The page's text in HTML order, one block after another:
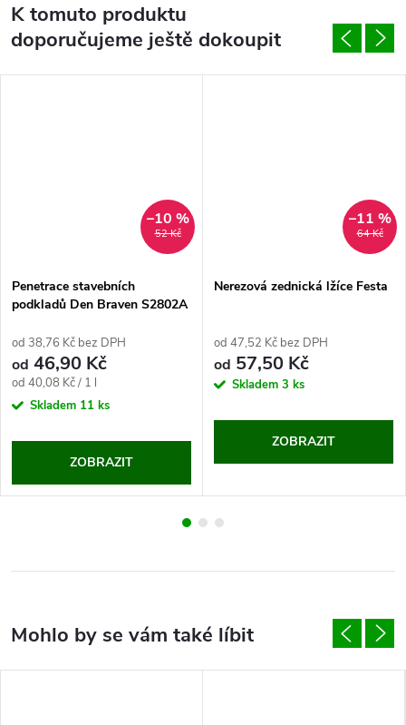
K tomuto produktu
doporučujeme ještě dokoupit
52 Kč
–10 %
Penetrace stavebních
podkladů Den Braven S2802A
od 38,76 Kč bez DPH
od 46,90 Kč
Měrná
cena:
od 40,08 Kč / 1 l
Skladem 11 ks
ZOBRAZIT
64 Kč
–11 %
Nerezová zednická lžíce Festa
od 47,52 Kč bez DPH
od 57,50 Kč
Skladem 3 ks
ZOBRAZIT